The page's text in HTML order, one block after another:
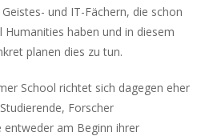
und IT-Fächern, die schon
haben und in diesem
planen dies zu tun.
School richtet sich dagegen eher
Forscher
am Beginn ihrer